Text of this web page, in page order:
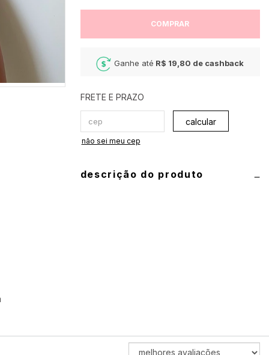
COMPRAR
Ganhe até R$ 19,80 de cashback
calcular
não sei meu cep
descrição do produto
top:P 40•M 42•G 44•GG 46
P 34/36•M 38/40•G
ORDENAR